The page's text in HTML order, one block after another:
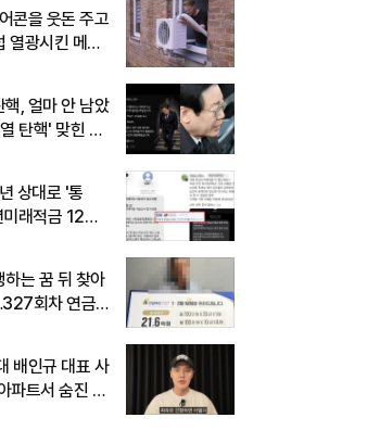
콘을 웃돈 주고
열광시킨 메이
, 얼마 안 남았
탄핵' 맞힌 무
상대로 '통
래적금 12%
하는 꿈 뒤 찾아
회차 연금
배인규 대표 사
파트서 숨진 채